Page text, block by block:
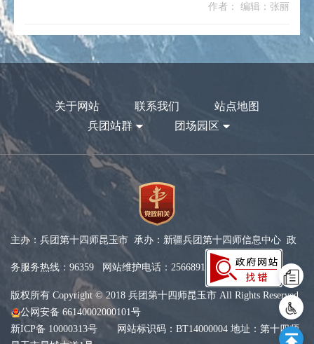
作者： 编辑：张丽
关于网站 联系我们
站点地图
兵团站群
团场园区
主办：兵团第十四师昆玉市 承办：新疆兵团第十四师信息中心 政
务服务热线：96359 网站维护电话：2566891
版权所有 Copyright © 2018 兵团第十四师昆玉市 All Rights Reserved
公网安备 66140002000101号
新ICP备 10000313号 网站标识码：BT14000004 地址：第十四师